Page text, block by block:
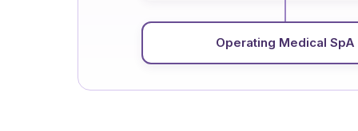
Operating Medical SpA